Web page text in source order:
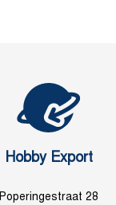
Hobby Export
Poperingestraat 28